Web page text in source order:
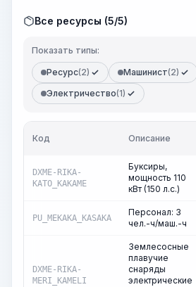
Все ресурсы (5/5)
Показать типы:
Ресурс(2) Машинист(2)
Электричество(1)
Код Описание
DXME-RIKA-
KATO_KAKAME
Буксиры,
мощность 110
кВт (150 л.с.)
PU_MEKAKA_KASAKA
Персонал: 3
чел.-ч/маш.-ч
DXME-RIKA-
MERI_KAMELI
Землесосные
плавучие
снаряды
электрические